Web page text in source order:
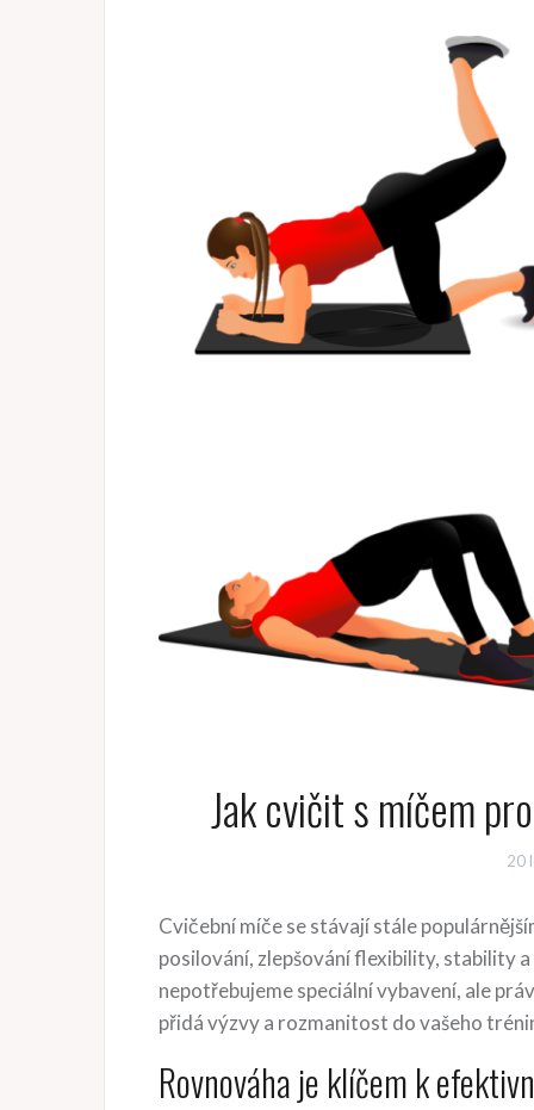
Jak cvičit s míčem
20
Cvičební míče se stávají stále
posilování, zlepšování flexibility, stability
nepotřebujeme speciální vybavení, ale
přidá výzvy a rozmanitost do vašeho
Rovnováha je klíčem k